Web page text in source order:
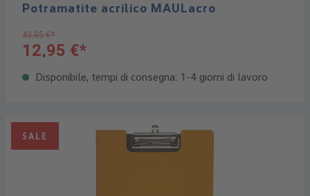
Potramatite acrilico MAULacro
43,85 €*
12,95 €*
Disponibile, tempi di consegna: 1-4 giorni di lavoro
SALE